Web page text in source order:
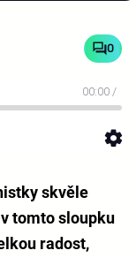
0
00:00 /
skvěle
tomto sloupku
radost,